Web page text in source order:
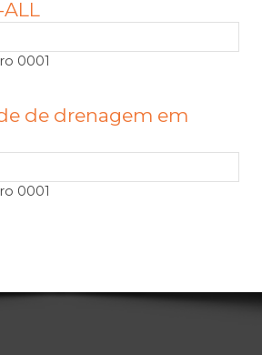
ALL
0001
de drenagem em
0001